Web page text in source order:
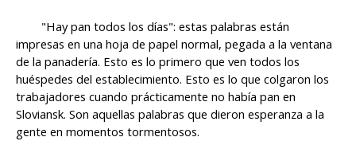
"Hay pan todos los días": estas palabras están
impresas en una hoja de papel normal, pegada a la ventana
de la panadería. Esto es lo primero que ven todos los
huéspedes del establecimiento. Esto es lo que colgaron los
trabajadores cuando prácticamente no había pan en
Sloviansk. Son aquellas palabras que dieron esperanza a la
gente en momentos tormentosos.